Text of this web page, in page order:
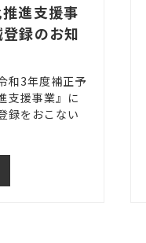
推進支援事
録のお知
和3年度補正予
支援事業』に
録をおこない